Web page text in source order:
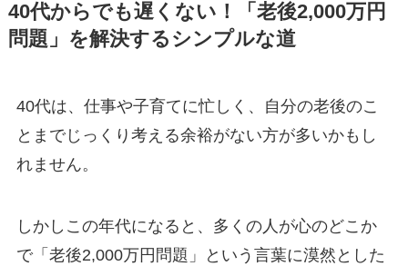
40代からでも遅くない！「老後2,000万円
問題」を解決するシンプルな道
40代は、仕事や子育てに忙しく、自分の老後のこ
とまでじっくり考える余裕がない方が多いかもし
れません。
しかしこの年代になると、多くの人が心のどこか
で「老後2,000万円問題」という言葉に漠然とした